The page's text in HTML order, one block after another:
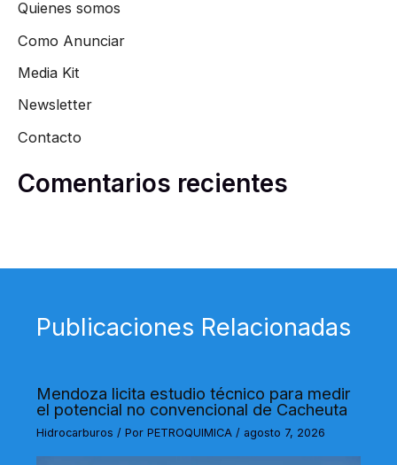
Quienes somos
Como Anunciar
Media Kit
Newsletter
Contacto
Comentarios recientes
Publicaciones Relacionadas
Mendoza licita estudio técnico para medir
el potencial no convencional de Cacheuta
Hidrocarburos / PorPETROQUIMICA/ agosto 7, 2026